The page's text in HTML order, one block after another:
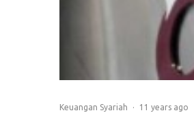
Keuangan Syariah · 11 years ago